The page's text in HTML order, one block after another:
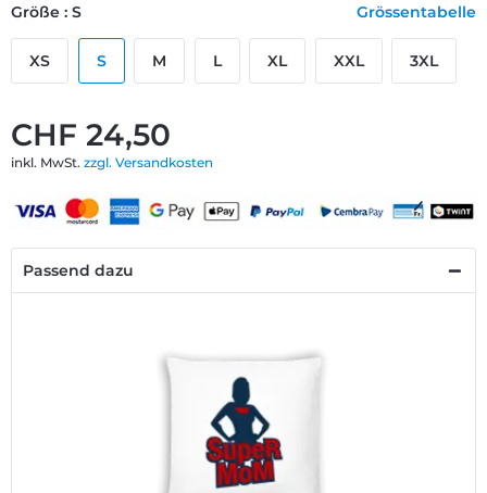
CHF 24,50
inkl. MwSt. zzgl. Versandkosten
Größe : S Grössentabelle
XS S M L XL XXL 3XL
Passend dazu